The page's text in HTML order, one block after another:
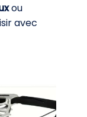
ou
avec